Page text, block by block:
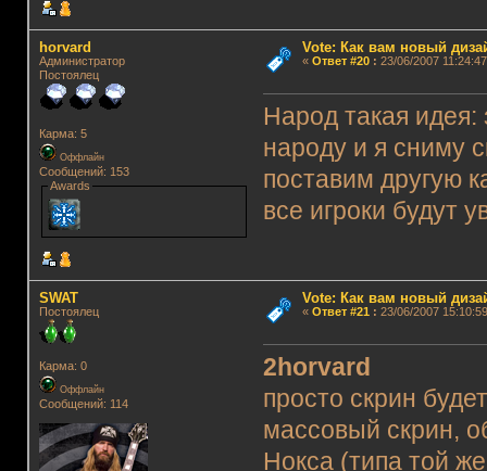
horvard
Администратор
Постоялец
Карма: 5
Оффлайн
Сообщений: 153
Awards
Vote: Как вам новый
« Ответ #20: 23/06/2007
Народ такая
народу и я сниму
поставим другую
все игроки будут
SWAT
Постоялец
Карма: 0
Оффлайн
Сообщений: 114
Vote: Как вам новый
« Ответ #21 : 23/06/2007
2horvard
просто скрин
массовый скрин,
Нокса (типа той